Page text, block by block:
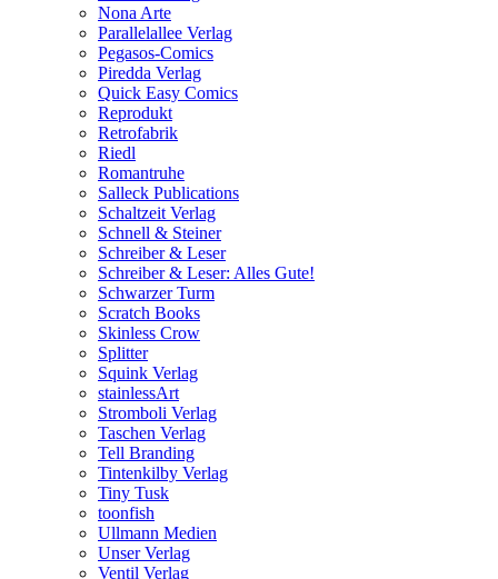
Nona Arte
Parallelallee Verlag
Pegasos-Comics
Piredda Verlag
Quick Easy Comics
Reprodukt
Retrofabrik
Riedl
Romantruhe
Salleck Publications
Schaltzeit Verlag
Schnell & Steiner
Schreiber & Leser
Schreiber & Leser: Alles Gute!
Schwarzer Turm
Scratch Books
Skinless Crow
Splitter
Squink Verlag
stainlessArt
Stromboli Verlag
Taschen Verlag
Tell Branding
Tintenkilby Verlag
Tiny Tusk
toonfish
Ullmann Medien
Unser Verlag
Ventil Verlag